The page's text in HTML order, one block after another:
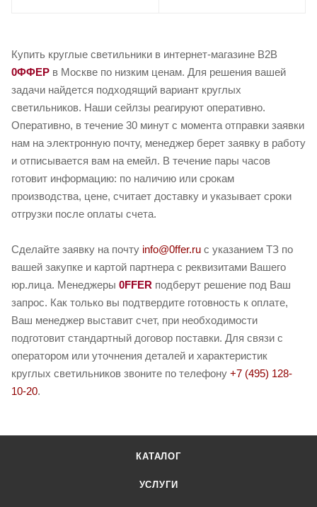
Купить круглые светильники в интернет-магазине B2B
0ФФЕР в Москве по низким ценам. Для решения вашей
задачи найдется подходящий вариант круглых
светильников. Наши сейлзы реагируют оперативно.
Оперативно, в течение 30 минут с момента отправки заявки
нам на электронную почту, менеджер берет заявку в работу
и отписывается вам на емейл. В течение пары часов
готовит информацию: по наличию или срокам
производства, цене, считает доставку и указывает сроки
отгрузки после оплаты счета.
Сделайте заявку на почту info@0ffer.ru с указанием ТЗ по
вашей закупке и картой партнера с реквизитами Вашего
юр.лица. Менеджеры 0FFER подберут решение под Ваш
запрос. Как только вы подтвердите готовность к оплате,
Ваш менеджер выставит счет, при необходимости
подготовит стандартный договор поставки. Для связи с
оператором или уточнения деталей и характеристик
круглых светильников звоните по телефону +7 (495) 128-
10-20.
КАТАЛОГ
УСЛУГИ